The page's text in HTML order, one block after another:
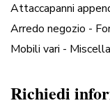
Attaccapanni
Arredo negozio -
Mobili vari -
Richiedi